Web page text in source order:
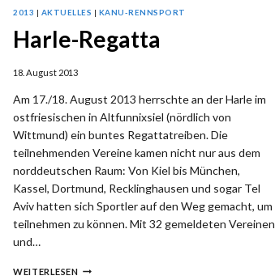
2013 | AKTUELLES | KANU-RENNSPORT
Harle-Regatta
18. August 2013
Am 17./18. August 2013 herrschte an der Harle im
ostfriesischen in Altfunnixsiel (nördlich von
Wittmund) ein buntes Regattatreiben. Die
teilnehmenden Vereine kamen nicht nur aus dem
norddeutschen Raum: Von Kiel bis München,
Kassel, Dortmund, Recklinghausen und sogar Tel
Aviv hatten sich Sportler auf den Weg gemacht, um
teilnehmen zu können. Mit 32 gemeldeten Vereinen
und…
WEITERLESENHARLE-